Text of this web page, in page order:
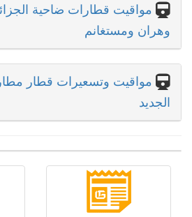
مواقيت قطارات ضاحية
وهران ومستغانم
مواقيت وتسعيرات قطار مطار
الجديد